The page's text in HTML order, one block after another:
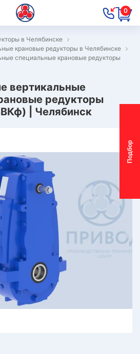
0
П
о
д
б
о
р
м
о
т
о
р
-
р
е
д
у
к
т
о
р
в Челябинске
крановые редукторы в Челябинске
специальные крановые редукторы
вертикальные
редукторы
| Челябинск